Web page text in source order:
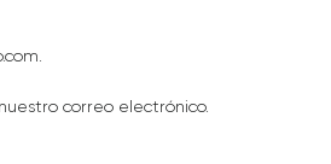
correo electrónico.